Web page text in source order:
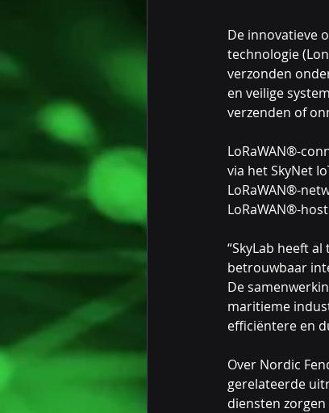
De innovatieve
technologie
verzonden
en veilige
verzenden of
LoRaWAN®-
via het SkyNet
LoRaWAN®-
LoRaWAN®-
“SkyLab heeft
betrouwbaar
De
maritieme
efficiëntere en
Over Nordic
gerelateerde
diensten